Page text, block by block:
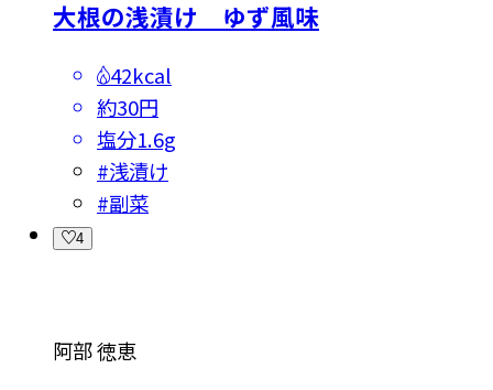
大根の浅漬け ゆず風味
42kcal
約30円
塩分1.6g
#浅漬け
#副菜
4
阿部 徳恵